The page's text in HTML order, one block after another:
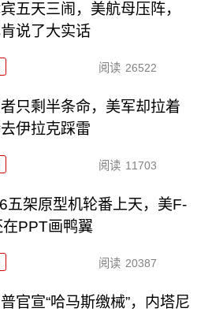
五天三闹，美航母压阵，
说了大实话
阅读 26522
只剩半条命，美军却拉着
伊拉克踩雷
阅读 11703
五架原型机轮番上天，美F-
PPT画鸭翼
阅读 20387
官宣“哈马斯缴械”，内塔尼